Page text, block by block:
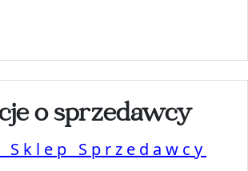
o sprzedawcy
Sklep Sprzedawcy